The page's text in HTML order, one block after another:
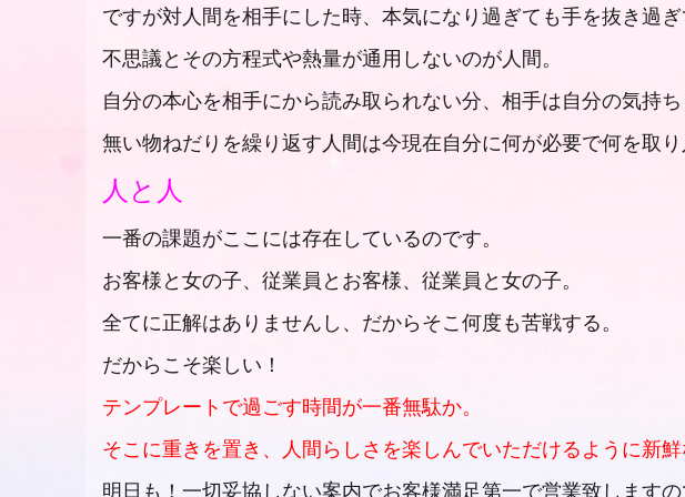
ですが対人間を相手にした時、本気になり過ぎても手を抜き過ぎ
不思議とその方程式や熱量が通用しないのが人間。
自分の本心を相手にから読み取られない分、相手は自分の気持ち
無い物ねだりを繰り返す人間は今現在自分に何が必要で何を取り
人と人
一番の課題がここには存在しているのです。
お客様と女の子、従業員とお客様、従業員と女の子。
全てに正解はありませんし、だからそこ何度も苦戦する。
だからこそ楽しい！
テンプレートで過ごす時間が一番無駄か。
そこに重きを置き、人間らしさを楽しんでいただけるように新
明日も！一切妥協しない案内でお客様満足第一で営業致します